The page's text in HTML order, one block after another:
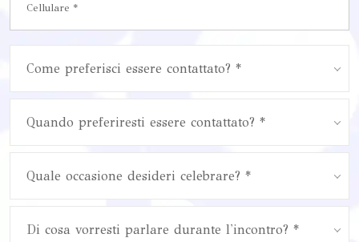
Come preferisci essere contattato? *
Quando preferiresti essere contattato? *
Quale occasione desideri celebrare? *
Di cosa vorresti parlare durante l'incontro? *